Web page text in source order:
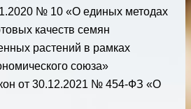
№ 10 «О единых методах
качеств семян
растений в рамках
союза»
от 30.12.2021 № 454-ФЗ «О